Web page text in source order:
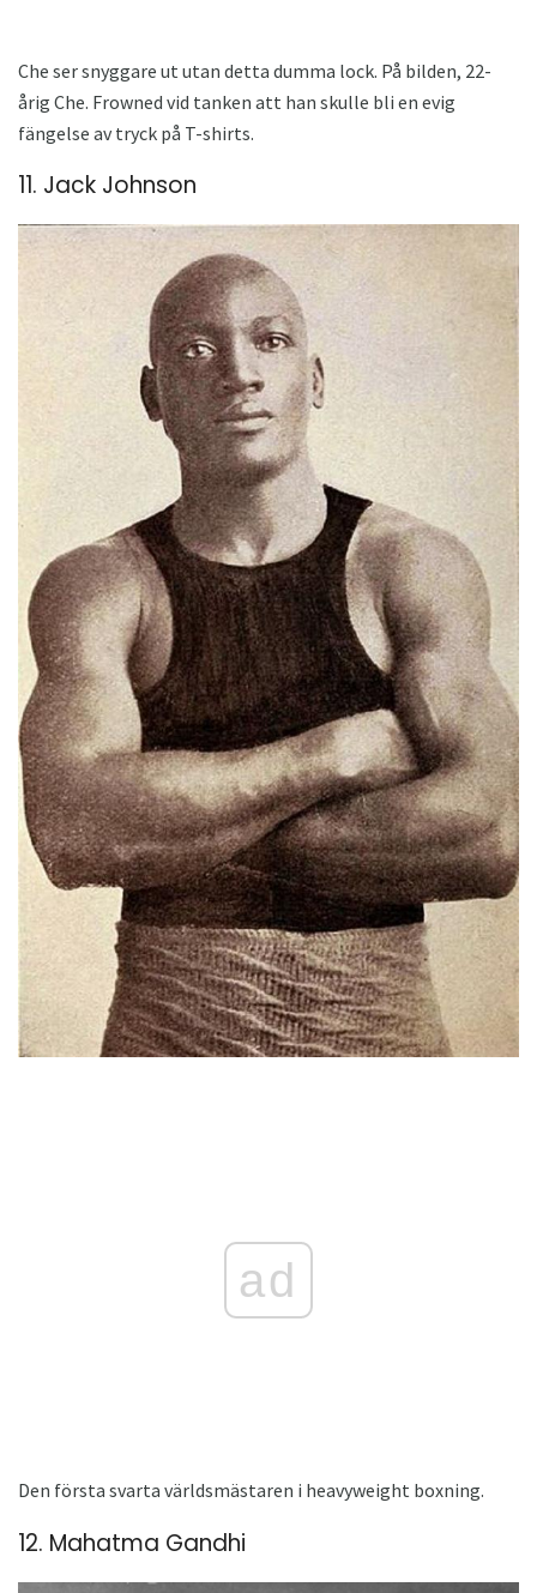
Che ser snyggare ut utan detta dumma lock. På bilden, 22-
årig Che. Frowned vid tanken att han skulle bli en evig
fängelse av tryck på T-shirts.
11. Jack Johnson
ad
Den första svarta världsmästaren i heavyweight boxning.
12. Mahatma Gandhi